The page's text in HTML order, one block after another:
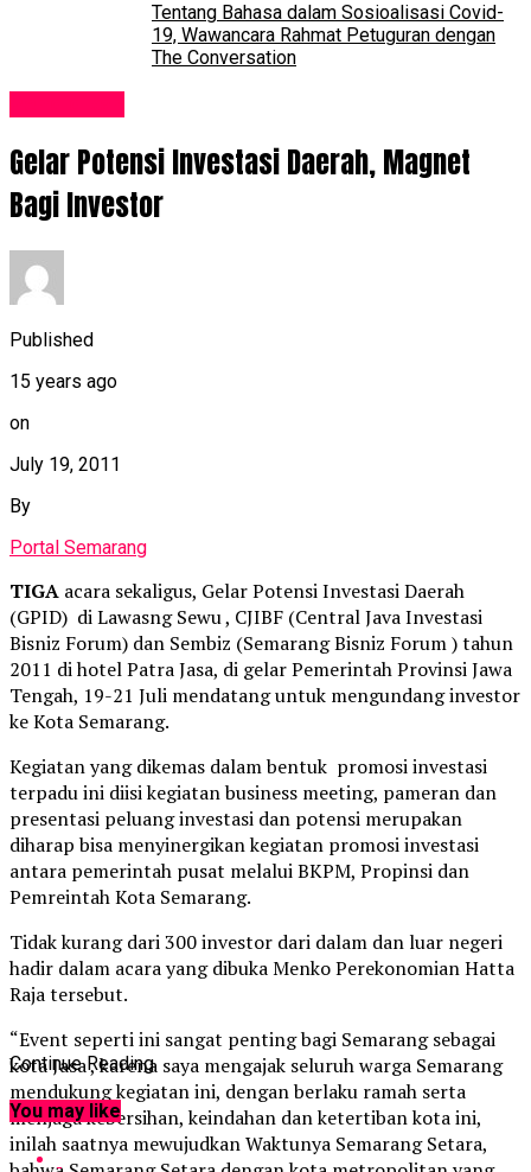
Tentang Bahasa dalam Sosioalisasi Covid-
19, Wawancara Rahmat Petuguran dengan
The Conversation
Gelar Potensi Investasi Daerah, Magnet
Bagi Investor
Published
15 years ago
on
July 19, 2011
By
Portal Semarang
TIGA acara sekaligus, Gelar Potensi Investasi Daerah
(GPID) di Lawasng Sewu , CJIBF (Central Java Investasi
Bisniz Forum) dan Sembiz (Semarang Bisniz Forum ) tahun
2011 di hotel Patra Jasa, di gelar Pemerintah Provinsi Jawa
Tengah, 19-21 Juli mendatang untuk mengundang investor
ke Kota Semarang.
Kegiatan yang dikemas dalam bentuk promosi investasi
terpadu ini diisi kegiatan business meeting, pameran dan
presentasi peluang investasi dan potensi merupakan
diharap bisa menyinergikan kegiatan promosi investasi
antara pemerintah pusat melalui BKPM, Propinsi dan
Pemreintah Kota Semarang.
Tidak kurang dari 300 investor dari dalam dan luar negeri
hadir dalam acara yang dibuka Menko Perekonomian Hatta
Raja tersebut.
“Event seperti ini sangat penting bagi Semarang sebagai
kota Jasa , karena saya mengajak seluruh warga Semarang
mendukung kegiatan ini, dengan berlaku ramah serta
menjaga kebersihan, keindahan dan ketertiban kota ini,
inilah saatnya mewujudkan Waktunya Semarang Setara,
Continue Reading
You may like